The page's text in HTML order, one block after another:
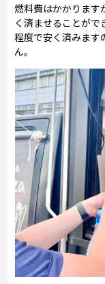
燃料費はかかります
く済ませることが
程度で安く済みます
ん。